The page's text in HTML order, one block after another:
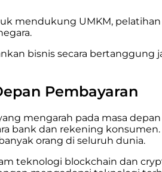
mendukung UMKM,
bisnis secara
Pembayaran
mengarah pada masa
bank dan rekening
orang di seluruh dunia.
teknologi blockchain dan